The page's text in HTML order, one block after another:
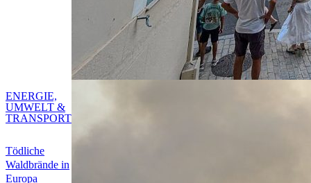
Tödliche
Waldbrände in
Europa
ENERGIE,
UMWELT &
TRANSPORT